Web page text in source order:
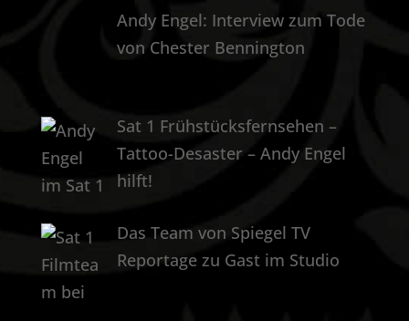
Andy Engel: Interview zum Tode
von Chester Bennington
Sat 1 Frühstücksfernsehen –
Tattoo-Desaster – Andy Engel
hilft!
Das Team von Spiegel TV
Reportage zu Gast im Studio